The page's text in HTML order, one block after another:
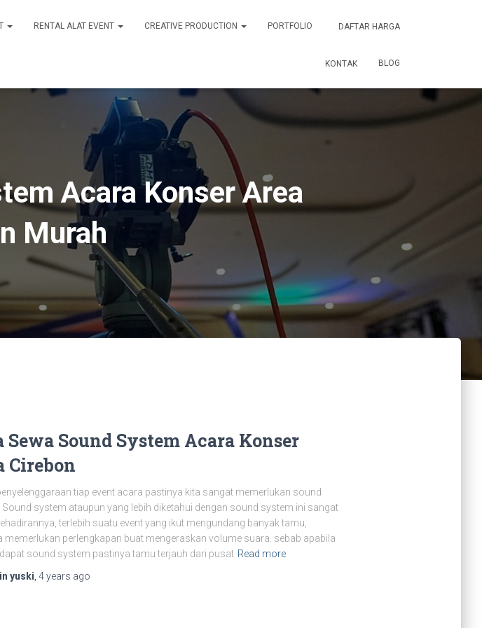
RENTAL ALAT EVENT CREATIVE PRODUCTION PORTFOLIO DAFTAR HARGA
KONTAK BLOG
Acara Konser Area
Murah
Sewa Sound System Acara Konser
Cirebon
tiap event acara pastinya kita sangat memerlukan sound
Sound system ataupun yang lebih diketahui dengan sound system ini sangat
terlebih suatu event yang ikut mengundang banyak tamu,
memerlukan perlengkapan buat mengeraskan volume suara. sebab apabila
sound system pastinya tamu terjauh dari pusat Read more
yuski 4 years ago